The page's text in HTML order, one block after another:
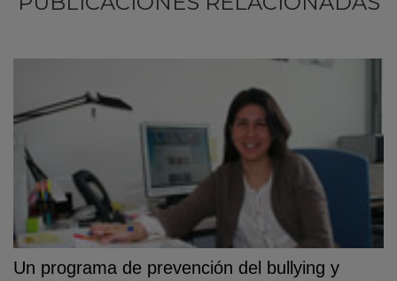
Un programa de prevención del bullying y